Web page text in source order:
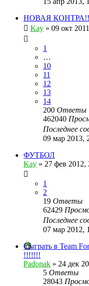
НОВАЯ КОНТРА!!!
Kay » 09 окт
1
…
10
11
12
13
14
200 Ответы
462040
Последнее
09 мар 2013,
ФУТБОЛ
Kay » 27 фев 2012,
1
2
19 Ответы
62429
Последнее
07 мар 2012,
Сыграть в Team
!!!!!!!
Padonak » 24 дек
5 Ответы
28043